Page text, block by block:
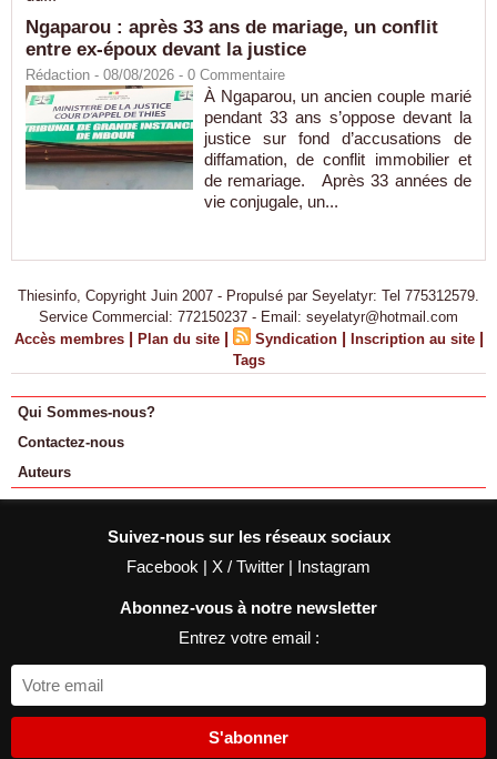
Ngaparou : après 33 ans de mariage, un conflit
entre ex-époux devant la justice
Rédaction - 08/08/2026 - 0 Commentaire
À Ngaparou, un ancien couple marié
pendant 33 ans s’oppose devant la
justice sur fond d’accusations de
diffamation, de conflit immobilier et
de remariage. Après 33 années de
vie conjugale, un...
Thiesinfo, Copyright Juin 2007 - Propulsé par Seyelatyr: Tel 775312579.
Service Commercial: 772150237 - Email: seyelatyr@hotmail.com
Accès membres | Plan du site | Syndication | Inscription au site |
Tags
Qui Sommes-nous?
Contactez-nous
Auteurs
Suivez-nous sur les réseaux sociaux
Facebook | X / Twitter | Instagram
Abonnez-vous à notre newsletter
Entrez votre email :
S'abonner